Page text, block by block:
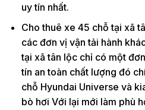
uy tín nhất.
Cho thuê xe 45 chỗ tại xã
các đơn vị vận tải hành
tại xã tân lộc chỉ có một
tín an toàn chất lượng đó
chỗ Hyundai Universe và
bò hơi Với lại mới làm phù